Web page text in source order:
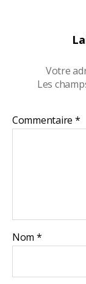
Votre
Les
Commentaire *
Nom *